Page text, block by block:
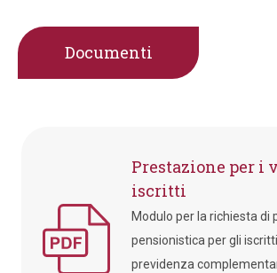
Documenti
Prestazione per i
iscritti
Modulo per la richiesta di
pensionistica per gli
previdenza